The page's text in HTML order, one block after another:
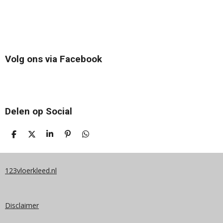
Volg ons via Facebook
Delen op Social
D
L
N
D
E
S
A
E
P
N
D
L
123vloerkleed.nl
Disclaimer